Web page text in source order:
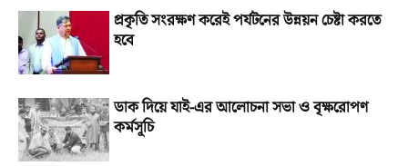
প্রকৃতি সংরক্ষণ করেই পর্যটনের উন্নয়ন চেষ্টা করতে
হবে
ডাক দিয়ে যাই-এর আলোচনা সভা ও বৃক্ষরোপণ
কর্মসূচি